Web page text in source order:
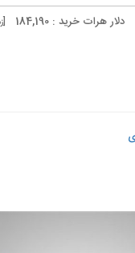
[زمان 11:51]